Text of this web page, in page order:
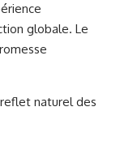
globale. Le
naturel des